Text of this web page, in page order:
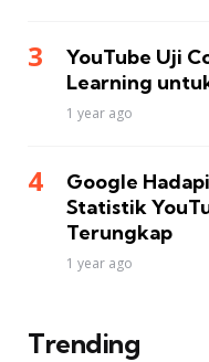
YouTube Uji
Learning
1 year ago
Google
Statistik
Terungkap
1 year ago
Trending